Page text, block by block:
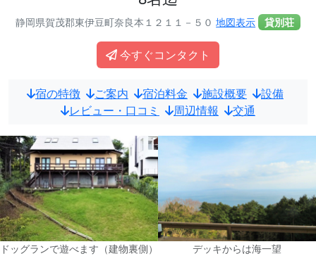
静岡県賀茂郡東伊豆町奈良本１２１１－５０地図表示 貸別荘
今すぐコンタクト
宿の特徴 ご案内 宿泊料金 施設概要
設備
レビュー・口コミ
周辺情報 交通
ドッグランで遊べます（建物裏側） デッキからは海一望